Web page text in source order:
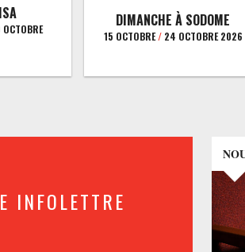
DIMANCHE À SODOME
15 OCTOBRE/24 OCTOBRE 2026
INFOLETTRE